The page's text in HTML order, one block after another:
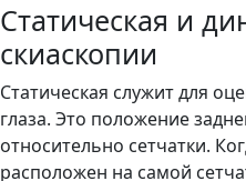
Статическая и
скиаскопии
Статическая служит для
глаза. Это положение
относительно сетчатки.
расположен на самой